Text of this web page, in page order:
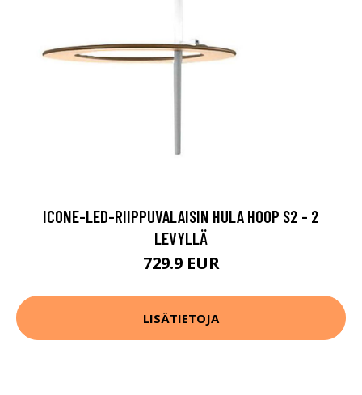
ICONE-LED-RIIPPUVALAISIN HULA HOOP S2 - 2
LEVYLLÄ
729.9 EUR
LISÄTIETOJA